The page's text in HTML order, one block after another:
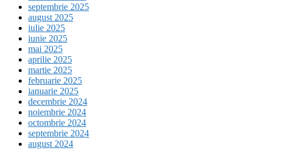
septembrie 2025
august 2025
iulie 2025
iunie 2025
mai 2025
aprilie 2025
martie 2025
februarie 2025
ianuarie 2025
decembrie 2024
noiembrie 2024
octombrie 2024
septembrie 2024
august 2024